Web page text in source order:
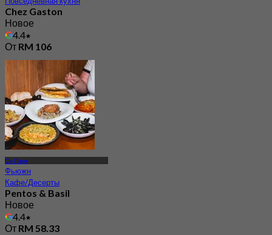
Chez Gaston
Новое
4.4
От RM 106
Си Парк
Фьюжн
Кафе/Десерты
Pentos & Basil
Новое
4.4
От RM 58.33